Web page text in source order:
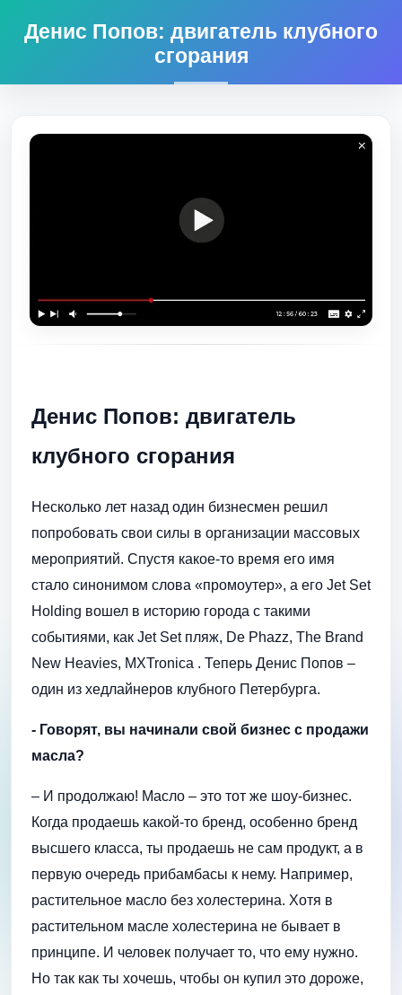
Денис Попов: двигатель клубного
сгорания
Денис Попов: двигатель
клубного сгорания
Несколько лет назад один бизнесмен решил
попробовать свои силы в организации массовых
мероприятий. Спустя какое-то время его имя
стало синонимом слова «промоутер», а его Jet Set
Holding вошел в историю города с такими
событиями, как Jet Set пляж, De Phazz, The Brand
New Heavies, MXTronica . Теперь Денис Попов –
один из хедлайнеров клубного Петербурга.
- Говорят, вы начинали свой бизнес с продажи
масла?
– И продолжаю! Масло – это тот же шоу-бизнес.
Когда продаешь какой-то бренд, особенно бренд
высшего класса, ты продаешь не сам продукт, а в
первую очередь прибамбасы к нему. Например,
растительное масло без холестерина. Хотя в
растительном масле холестерина не бывает в
принципе. И человек получает то, что ему нужно.
Но так как ты хочешь, чтобы он купил это дороже,